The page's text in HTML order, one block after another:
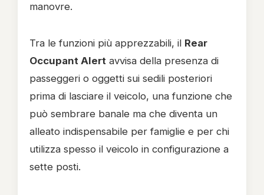
manovre.
Tra le funzioni più apprezzabili, il Rear
Occupant Alert avvisa della presenza di
passeggeri o oggetti sui sedili posteriori
prima di lasciare il veicolo, una funzione che
può sembrare banale ma che diventa un
alleato indispensabile per famiglie e per chi
utilizza spesso il veicolo in configurazione a
sette posti.